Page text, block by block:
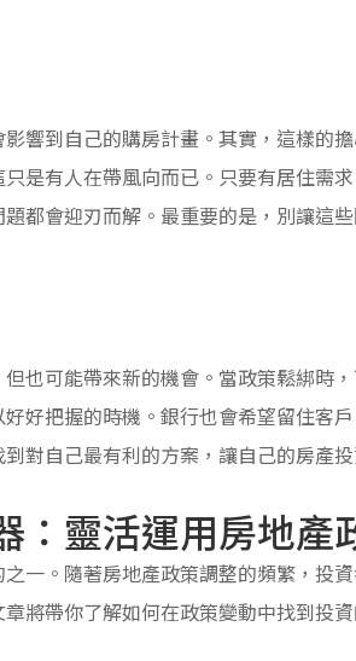
響到自己的購房計畫。其實，這樣的
是有人在帶風向而已。只要有居住需
都會迎刃而解。最重要的是，別讓這
也可能帶來新的機會。當政策鬆綁時
好把握的時機。銀行也會希望留住客
對自己最有利的方案，讓自己的房產
：靈活運用房地產
一。隨著房地產政策調整的頻繁，投
將帶你了解如何在政策變動中找到投